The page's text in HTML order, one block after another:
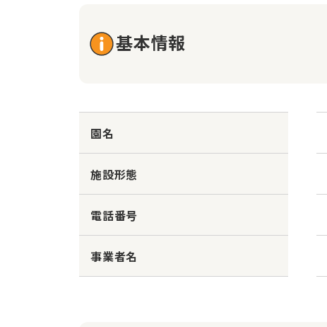
基本情報
園名
施設形態
電話番号
事業者名